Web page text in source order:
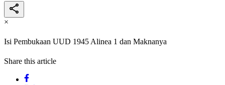
×
Isi Pembukaan UUD 1945 Alinea 1 dan Maknanya
Share this article